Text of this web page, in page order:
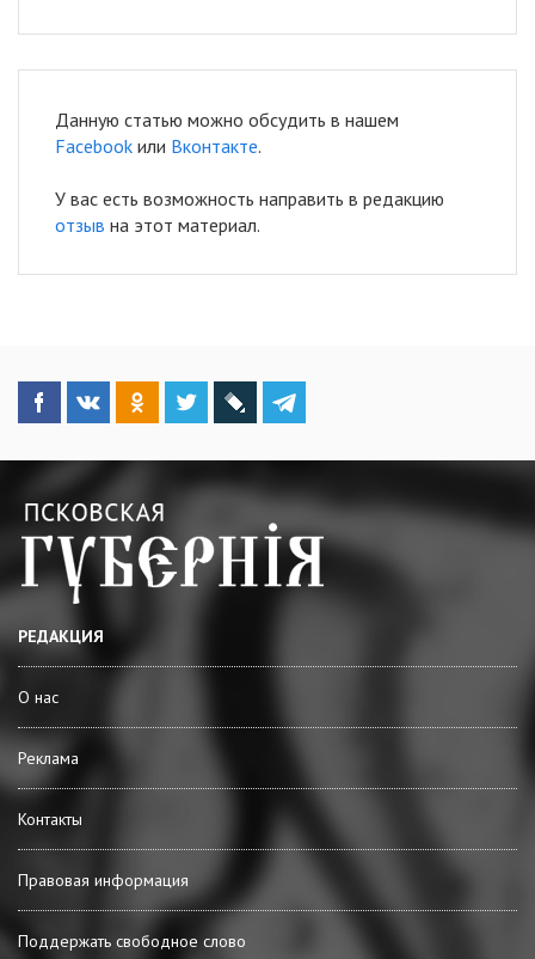
Данную статью можно обсудить в нашем
Facebook или Вконтакте.
У вас есть возможность направить в редакцию
отзыв на этот материал.
РЕДАКЦИЯ
О нас
Реклама
Контакты
Правовая информация
Поддержать свободное слово